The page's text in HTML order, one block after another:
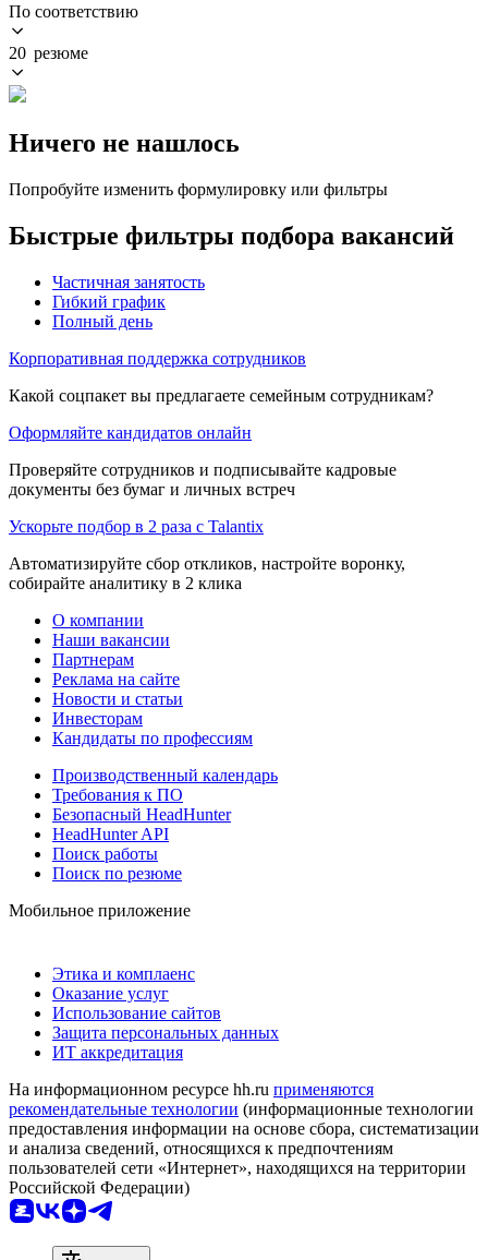
По соответствию
20 резюме
Ничего не нашлось
Попробуйте изменить формулировку или фильтры
Быстрые фильтры подбора вакансий
Частичная занятость
Гибкий график
Полный день
Корпоративная поддержка сотрудников
Какой соцпакет вы предлагаете семейным сотрудникам?
Оформляйте кандидатов онлайн
Проверяйте сотрудников и подписывайте кадровые
документы без бумаг и личных встреч
Ускорьте подбор в 2 раза с Talantix
Автоматизируйте сбор откликов, настройте воронку,
собирайте аналитику в 2 клика
О компании
Наши вакансии
Партнерам
Реклама на сайте
Новости и статьи
Инвесторам
Кандидаты по профессиям
Производственный календарь
Требования к ПО
Безопасный HeadHunter
HeadHunter API
Поиск работы
Поиск по резюме
Мобильное приложение
Этика и комплаенс
Оказание услуг
Использование сайтов
Защита персональных данных
ИТ аккредитация
На информационном ресурсе hh.ru применяются
рекомендательные технологии (информационные технологии
предоставления информации на основе сбора, систематизации
и анализа сведений, относящихся к предпочтениям
пользователей сети «Интернет», находящихся на территории
Российской Федерации)